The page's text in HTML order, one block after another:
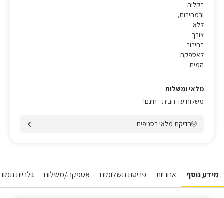
בקלות
ובמהירות,
ללא
צורך
בחיבור
לאספקת
המים.
מלאי ומשלוח
משלוח עד הבית - חינם!
בדיקת מלאי בסניפים
מידע נוסף אחריות פריסת תשלומים אספקה/משלוח גלריית